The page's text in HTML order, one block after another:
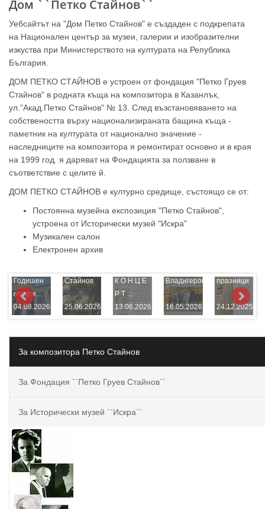
Дом ``Петко Стайнов``
Уебсайтът на "Дом Петко Стайнов" е създаден с подкрепата
на Национален център за музеи, галерии и изобразителни
изкуства при Министерството на културата на Република
България.
ДОМ ПЕТКО СТАЙНОВ е устроен от фондация "Петко Груев
Стайнов" в родната къща на композитора в Казанлък,
ул."Акад.Петко Стайнов" № 13. След възстановяването на
собствеността върху национализираната бащина къща -
паметник на културата от национално значение -
наследниците на композитора я ремонтират основно и в края
на 1999 год. я даряват на Фондацията за ползване в
съответствие с целите й.
ДОМ ПЕТКО СТАЙНОВ е културно средище, състоящо се от:
Постоянна музейна експозиция "Петко Стайнов",
устроена от Исторически музей "Искра"
Музикален салон
Електронен архив
Годишен
отпуск .:.
04.08.2026
49 години
от
смъртта
Стайнов
.:.
25.06.2026
К О Н Ц Е
Р Т .:.
13.06.2026
Концерт -
Шедьоври
Владигеров
.:.
16.05.2026
празници
.:.
24.12.2025
За композитора Петко Стайнов
За Фондация ``Петко Груев Стайнов``
За Исторически музей ``Искра``